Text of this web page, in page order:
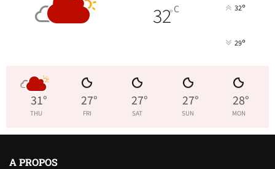
32°C 32°
29°
31°
THU
27°
FRI
27°
SAT
27°
SUN
28°
MON
A PROPOS